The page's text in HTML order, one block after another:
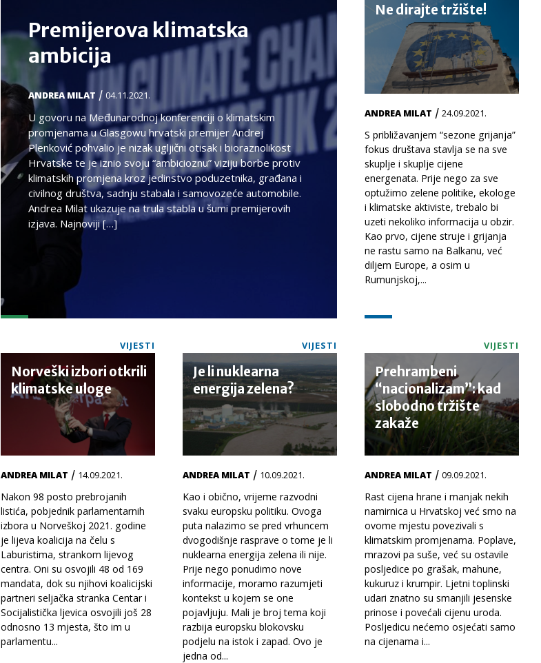
Premijerova klimatska
ambicija
ANDREA MILAT / 04.11.2021.
U govoru na Međunarodnoj konferenciji o klimatskim
promjenama u Glasgowu hrvatski premijer Andrej
Plenković pohvalio je nizak ugljični otisak i bioraznolikost
Hrvatske te je iznio svoju “ambicioznu” viziju borbe protiv
klimatskih promjena kroz jedinstvo poduzetnika, građana i
civilnog društva, sadnju stabala i samovozeće automobile.
Andrea Milat ukazuje na trula stabla u šumi premijerovih
izjava. Najnoviji […]
Ne dirajte tržište!
ANDREA MILAT / 24.09.2021.
S približavanjem “sezone grijanja”
fokus društava stavlja se na sve
skuplje i skuplje cijene
energenata. Prije nego za sve
optužimo zelene politike, ekologe
i klimatske aktiviste, trebalo bi
uzeti nekoliko informacija u obzir.
Kao prvo, cijene struje i grijanja
ne rastu samo na Balkanu, već
diljem Europe, a osim u
Rumunjskoj,...
VIJESTI
Norveški izbori otkrili
klimatske uloge
ANDREA MILAT / 14.09.2021.
Nakon 98 posto prebrojanih
listića, pobjednik parlamentarnih
izbora u Norveškoj 2021. godine
je lijeva koalicija na čelu s
Laburistima, strankom lijevog
centra. Oni su osvojili 48 od 169
mandata, dok su njihovi koalicijski
partneri seljačka stranka Centar i
Socijalistička ljevica osvojili još 28
odnosno 13 mjesta, što im u
parlamentu...
VIJESTI
Je li nuklearna
energija zelena?
ANDREA MILAT / 10.09.2021.
Kao i obično, vrijeme razvodni
svaku europsku politiku. Ovoga
puta nalazimo se pred vrhuncem
dvogodišnje rasprave o tome je li
nuklearna energija zelena ili nije.
Prije nego ponudimo nove
informacije, moramo razumjeti
kontekst u kojem se one
pojavljuju. Mali je broj tema koji
razbija europsku blokovsku
podjelu na istok i zapad. Ovo je
jedna od...
VIJESTI
Prehrambeni
“nacionalizam”: kad
slobodno tržište
zakaže
ANDREA MILAT / 09.09.2021.
Rast cijena hrane i manjak nekih
namirnica u Hrvatskoj već smo na
ovome mjestu povezivali s
klimatskim promjenama. Poplave,
mrazovi pa suše, već su ostavile
posljedice po grašak, mahune,
kukuruz i krumpir. Ljetni toplinski
udari znatno su smanjili jesenske
prinose i povećali cijenu uroda.
Posljedicu nećemo osjećati samo
na cijenama i...